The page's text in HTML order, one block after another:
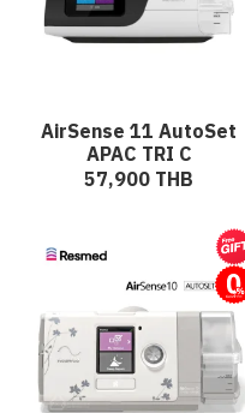
AirSense 11 AutoSet
APAC TRI C
57,900 THB
ผ่อนชำระ